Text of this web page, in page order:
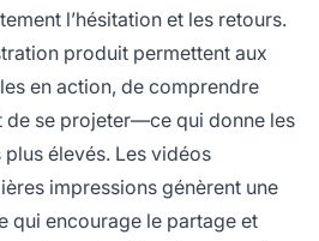
l’hésitation et les retours.
produit permettent aux
en action, de comprendre
de se projeter—ce qui donne les
élevés. Les vidéos
impressions génèrent une
qui encourage le partage et